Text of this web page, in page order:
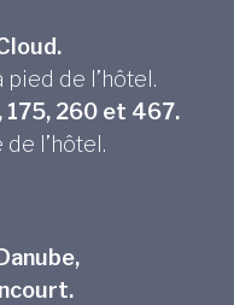
de l’hôtel.
175, 260 et 467.
l’hôtel.